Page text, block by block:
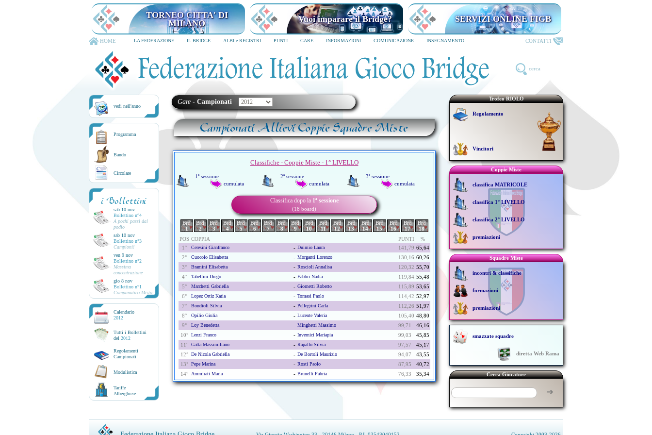
TORNEO CITTA' DI
MILANO
Vuoi imparare il Bridge? SERVIZI ONLINE FIGB
HOME LA FEDERAZIONE IL BRIDGE ALBI e REGISTRI PUNTI GARE INFORMAZIONI COMUNICAZIONE INSEGNAMENTO CONTATTI
cerca
vedi nell'anno
Programma
Bando
Circolare
i Bollettini
sab 10 nov
Bollettino n°4
A pochi passi dal
podio
sab 10 nov
Bollettino n°3
Campioni!
ven 9 nov
Bollettino n°2
Massima
concentrazione
gio 8 nov
Bollettino n°1
Companatico Misto
Calendario
2012
Tutti i Bollettini
del 2012
Regolamenti
Campionati
Modulistica
Tariffe
Alberghiere
Gare - Campionati
Campionati Allievi Coppie Squadre Miste
Classifiche - Coppie Miste - 1° LIVELLO
1ª sessione
cumulata
2ª sessione
cumulata
3ª sessione
cumulata
Classifica dopo la 1ª sessione
(18 board)
Brd
1
Brd
2
Brd
3
Brd
4
Brd
5
Brd
6
Brd
7
Brd
8
Brd
9
Brd
10
Brd
11
Brd
12
Brd
13
Brd
14
Brd
15
Brd
16
Brd
17
Brd
18
POS COPPIA PUNTI
%
1°
Ceresini Gianfranco - Duimio Laura 141,79 65,64
2°
Cuocolo Elisabetta - Morganti Lorenzo 130,16 60,26
3°
Bramini Elisabetta - Roscioli Annalisa 120,32 55,70
4°
Tabellini Diego - Fabbri Nadia 119,84 55,48
5°
Marchetti Gabriella - Giornetti Roberto 115,89 53,65
6°
Lopez Ortiz Katia - Tomasi Paolo 114,42 52,97
7°
Bondioli Silvia - Pellegrini Carla 112,26 51,97
8°
Opilio Giulia - Lucente Valeria 105,40 48,80
9°
Loy Benedetta - Minghetti Massimo 99,71
46,16
10° Lenzi Franco - Invernici Mariapia 99,03
45,85
11° Gatta Massimiliano - Rapallo Silvia 97,57
45,17
12° De Nicola Gabriella - De Bortoli Maurizio 94,07
43,55
13° Pepe Marina - Rosti Paolo 87,95
40,72
14°
Ammirati Maria - Brunelli Fabria 76,33 35,34
Trofeo RIOLO
Regolamento
Vincitori
Coppie Miste
classifica MATRICOLE
classifica 1° LIVELLO
classifica 2° LIVELLO
premiazioni
Squadre Miste
incontri & classifiche
formazioni
premiazioni
smazzate squadre
diretta Web Rama
Cerca Giocatore
➔